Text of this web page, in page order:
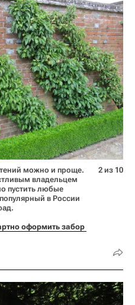
можно и проще.
владельцем
пустить любые
в России
оформить забор
2 из 10